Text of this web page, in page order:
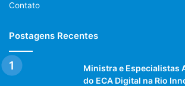
Contato
Postagens Recentes
Ministra e Especialistas
do ECA Digital na Rio